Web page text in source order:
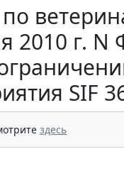
2010 г.
SIF
здесь